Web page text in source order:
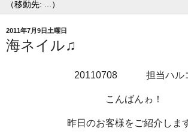
2011年7月9日土曜日
海ネイル♫
20110708 担当ハル
こんばんゎ！
昨日のお客様をご紹介しま